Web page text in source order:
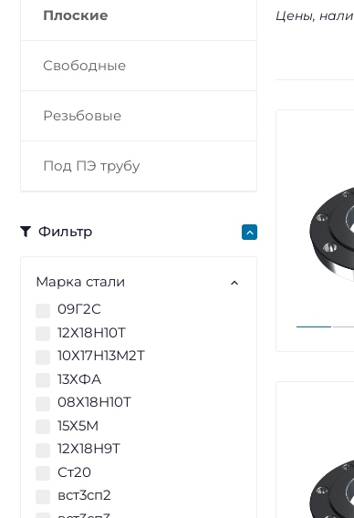
Плоские
Свободные
Резьбовые
Под ПЭ трубу
Фильтр
Марка стали
09Г2С
12Х18Н10Т
10Х17Н13М2Т
13ХФА
08Х18Н10Т
15Х5М
12Х18Н9Т
Ст20
вст3сп2
Цены,